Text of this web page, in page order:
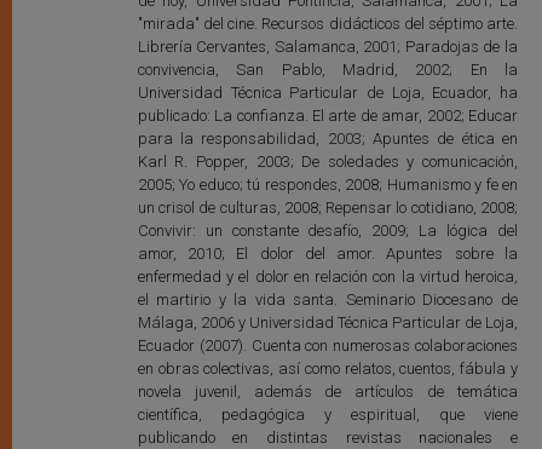
"mirada" del cine. Recursos didácticos del séptimo arte.
Librería Cervantes, Salamanca, 2001; Paradojas de la
convivencia, San Pablo, Madrid, 2002; En la
Universidad Técnica Particular de Loja, Ecuador, ha
publicado: La confianza. El arte de amar, 2002; Educar
para la responsabilidad, 2003; Apuntes de ética en
Karl R. Popper, 2003; De soledades y comunicación,
2005; Yo educo; tú respondes, 2008; Humanismo y fe en
un crisol de culturas, 2008; Repensar lo cotidiano, 2008;
Convivir: un constante desafío, 2009; La lógica del
amor, 2010; El dolor del amor. Apuntes sobre la
enfermedad y el dolor en relación con la virtud heroica,
el martirio y la vida santa. Seminario Diocesano de
Málaga, 2006 y Universidad Técnica Particular de Loja,
Ecuador (2007). Cuenta con numerosas colaboraciones
en obras colectivas, así como relatos, cuentos, fábula y
novela juvenil, además de artículos de temática
científica, pedagógica y espiritual, que viene
publicando en distintas revistas nacionales e